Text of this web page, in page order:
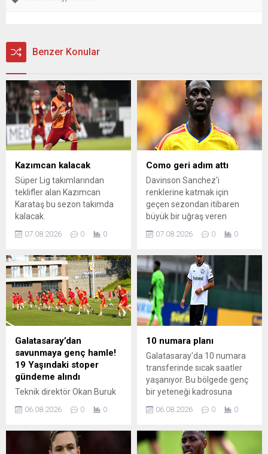
Benzer Konular
Kazımcan kalacak
Süper Lig takımlarından
teklifler alan Kazımcan
Karataş bu sezon takımda
kalacak.
07.08.2026 0 0
Como geri adım attı
Davinson Sanchez'i
renklerine katmak için
geçen sezondan itibaren
büyük bir uğraş veren
İtalyan ekibi Como, sonunda
geri adım attı.
07.08.2026 0 0
Galatasaray’dan
savunmaya genç hamle!
19 Yaşındaki stoper
gündeme alındı
Teknik direktör Okan Buruk
ve potansiyelli bir isimle
doğrultuda Galatasaray'ın,
Werder Bremen forması
06.08.2026 0 0
10 numara planı
Galatasaray'da 10 numara
transferinde sıcak saatler
yaşanıyor. Bu bölgede genç
bir yeteneği kadrosuna
kırmızılılarda üç isim öne
Frankfurt'tan 20 yaşındaki
Can Uzun, Lokomotiv
06.08.2026 0 0